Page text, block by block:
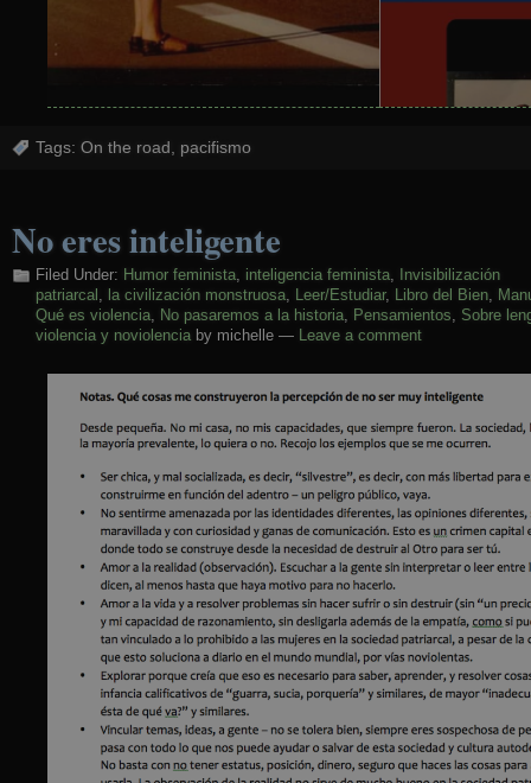
Tags: On the road, pacifismo
No eres inteligente
Filed Under: Humor feminista, inteligencia feminista,
Invisibilización
patriarcal , la civilización monstruosa, Leer/Estudiar, Libro del Bien,
Qué es violencia, No pasaremos a la historia, Pensamientos, Sobre
violencia y noviolencia by michelle — Leave a comment